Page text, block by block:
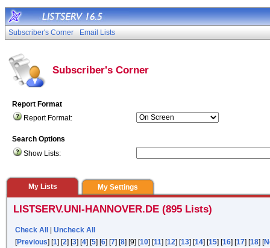
Subscriber's Corner Email Lists
Subscriber's Corner
Report Format
Report Format:
Search Options
Show Lists:
My Lists My Settings
LISTSERV.UNI-HANNOVER.DE (895 Lists)
Check All
Uncheck All
[Previous] [1] [2] [3] [4] [5] [6] [7] [8] [9] [10] [11] [12] [13] [14] [15] [16] [17] [18] [